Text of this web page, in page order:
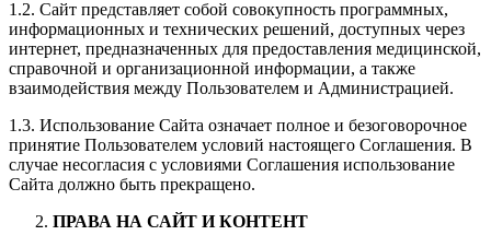
1.2. Сайт представляет собой совокупность программных,
информационных и технических решений, доступных через
интернет, предназначенных для предоставления медицинской,
справочной и организационной информации, а также
взаимодействия между Пользователем и Администрацией.
1.3. Использование Сайта означает полное и безоговорочное
принятие Пользователем условий настоящего Соглашения. В
случае несогласия с условиями Соглашения использование
Сайта должно быть прекращено.
ПРАВА НА САЙТ И КОНТЕНТ